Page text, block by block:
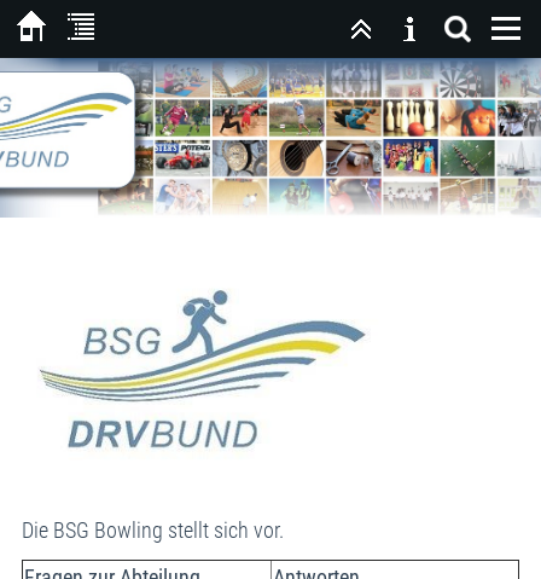
Die BSG Bowling stellt sich vor.